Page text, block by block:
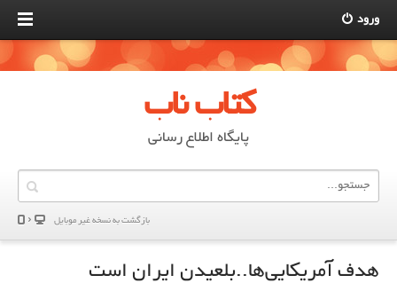
ورود
کتاب ناب
پایگاه اطلاع رسانی
بازگشت به نسخه غير موبایل
هدف آمریکایی‌ها..بلعیدن ایران است